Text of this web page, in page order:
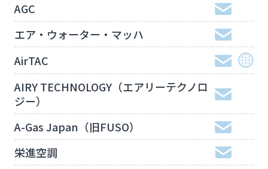
AGC
エア・ウォーター・マッハ
AirTAC
AIRY TECHNOLOGY（エアリーテクノロ
ジー）
A-Gas Japan（旧FUSO）
栄進空調